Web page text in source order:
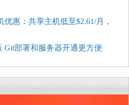
优惠：共享主机低至$2.61/月，
Git部署和服务器开通更方便